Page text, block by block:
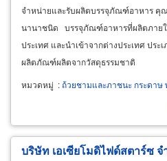
จำหน่ายและรับผลิตบรรจุภัณฑ์อาหาร คุ
นานาชนิด บรรจุภัณฑ์อาหารที่ผลิตภาย
ประเทศ และนำเข้าจากต่างประเทศ ประเ
ผลิตภัณฑ์ผลิตจากวัสดุธรรมชาติ
(biodegradable) เป็นมิตรกับสิ่งแวดล้อม
ส้อม, กล่องใส่อาหาร 1 ช่อง 2 ช่อง, แก้ว
ดูดน้ำ, ถุงขยะ ผลิตจากวัสดุธรรมชาติย่อย
ตามธรรมชาติ
หมวดหมู่ : ถ้วยชามและภาชนะ กระดาษ
บริษัท เอเซียโมดิไฟด์สตาร์ซ จ